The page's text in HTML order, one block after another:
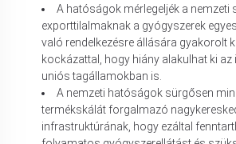
A hatóságok mérlegeljék a nemzeti
exporttilalmaknak a gyógyszerek
való rendelkezésre állására gyakorolt
kockázattal, hogy hiány alakulhat ki
uniós tagállamokban is.
A nemzeti hatóságok sürgősen
termékskálát forgalmazó
infrastruktúrának, hogy ezáltal